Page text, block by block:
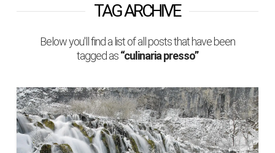
TAG ARCHIVE
Below you'll find a list of all posts that have been
tagged as“culinaria presso”